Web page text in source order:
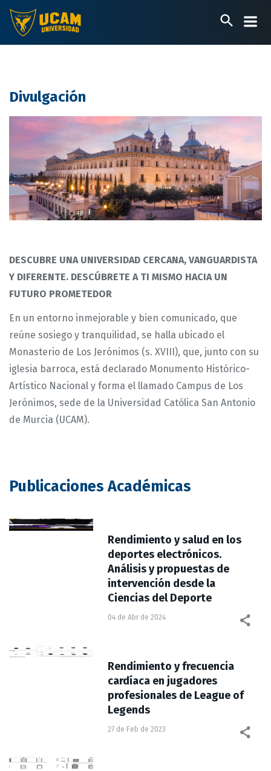
Pasar
contenido
principal
Divulgación
DESCUBRE UNA UNIVERSIDAD CERCANA, VANGUARDISTA
Y DIFERENTE. DESCÚBRETE A TI MISMO HACIA UN
FUTURO PROMETEDOR
En un entorno inmejorable y bien comunicado, que
reúne sosiego y tranquilidad, se halla ubicado el
Monasterio de Los Jerónimos (s. XVIII), que, junto con su
iglesia barroca, está declarado Monumento Histórico-
Artístico Nacional y forma el llamado Campus de Los
Jerónimos, sede de la Universidad Católica San Antonio
de Murcia (UCAM).
Publicaciones Académicas
Rendimiento y salud en los
deportes electrónicos.
Análisis y propuestas de
intervención desde la
Ciencias del Deporte
04 de Abr de 2024
Rendimiento y frecuencia
cardíaca en jugadores
profesionales de League of
Legends
27 de Feb de 2023